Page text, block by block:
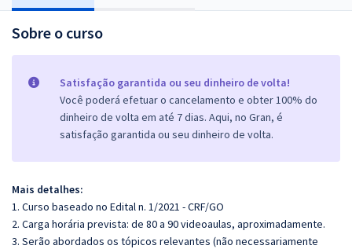
Sobre o curso
Satisfação garantida ou seu dinheiro de volta!
Você poderá efetuar o cancelamento e obter 100% do
dinheiro de volta em até 7 dias. Aqui, no Gran, é
satisfação garantida ou seu dinheiro de volta.
Mais detalhes:
1. Curso baseado no Edital n. 1/2021 - CRF/GO
2. Carga horária prevista: de 80 a 90 videoaulas, aproximadamente.
3. Serão abordados os tópicos relevantes (não necessariamente